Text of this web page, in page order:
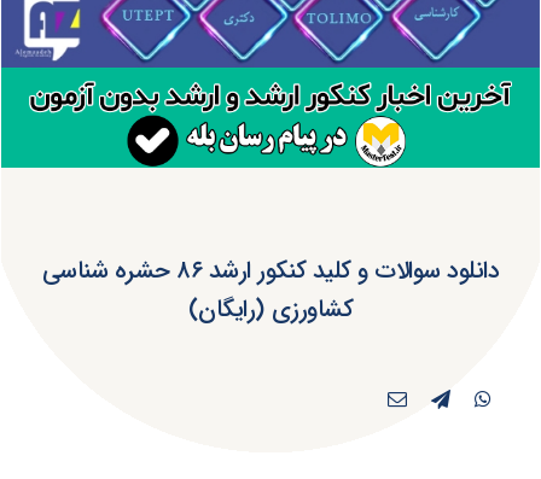
دانلود سوالات و کلید کنکور ارشد ۸۶ حشره‌ شناسی
کشاورزی (رایگان)